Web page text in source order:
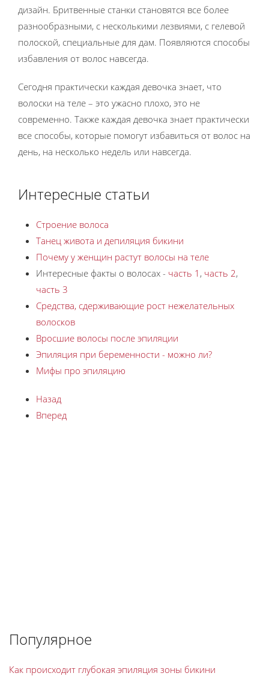
дизайн. Бритвенные станки становятся все более
разнообразными, с несколькими лезвиями, с гелевой
полоской, специальные для дам. Появляются способы
избавления от волос навсегда.
Сегодня практически каждая девочка знает, что
волоски на теле – это ужасно плохо, это не
современно. Также каждая девочка знает практически
все способы, которые помогут избавиться от волос на
день, на несколько недель или навсегда.
Интересные статьи
Строение волоса
Танец живота и депиляция бикини
Почему у женщин растут волосы на теле
Интересные факты о волосах - часть 1 , часть 2,
часть 3
Средства, сдерживающие рост нежелательных
волосков
Вросшие волосы после эпиляции
Эпиляция при беременности - можно ли?
Мифы про эпиляцию
Назад
Вперед
Популярное
Как происходит глубокая эпиляция зоны бикини